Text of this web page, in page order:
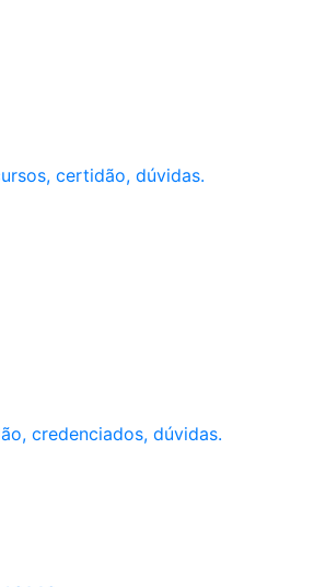
certidão, dúvidas.
credenciados, dúvidas.